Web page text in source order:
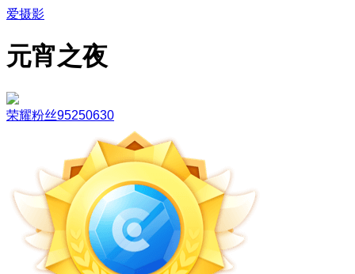
爱摄影
元宵之夜
荣耀粉丝95250630